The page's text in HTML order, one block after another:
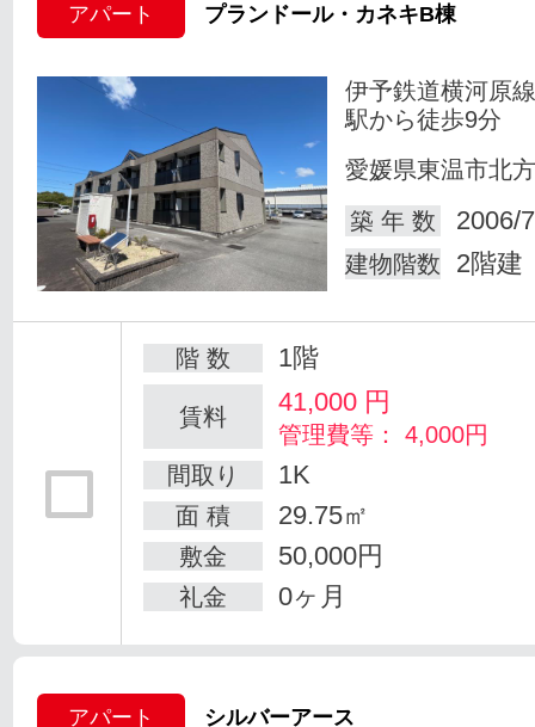
アパート プランドール・カネキB棟
伊予鉄道横河原
駅から徒歩9分
愛媛県東温市北方
築 年 数
2006/
建物階数 2階建
階 数 1階
賃料 41,000 円
管理費等： 4,000円
間取り
1K
面 積 29.75㎡
敷金 50,000円
礼金 0ヶ月
アパート シルバーアース